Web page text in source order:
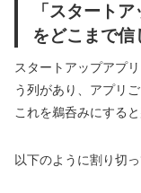
「スタート
をどこまで
スタートアップアプ
う列があり、アプリ
これを鵜呑みにする
以下のように割り切